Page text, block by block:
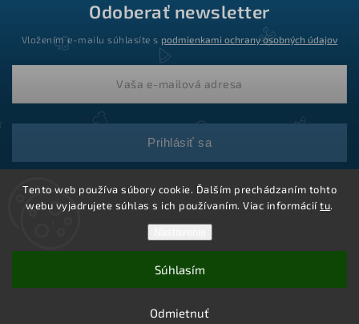
Tento web používa súbory cookie. Ďalším prechádzaním tohto
webu vyjadrujete súhlas s ich používaním. Viac informáciítu.
Odmietnuť
Súhlasím
Odoberať newsletter
Vložením e-mailu súhlasíte s podmienkami ochrany osobných údajov
Prihlásiť sa
Vytvoril Shoptet